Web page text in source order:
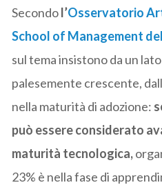
Secondol’Osservatorio
School of Management
sul tema insistono da un
palesemente crescente,
nella maturità di adozione:
può essere considerato
maturità tecnologica,
23% è nella fase di